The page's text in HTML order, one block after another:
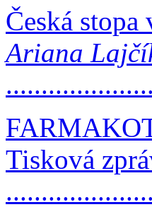
Česká
Ariana
Tisková